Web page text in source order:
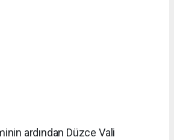
ardından Düzce Vali